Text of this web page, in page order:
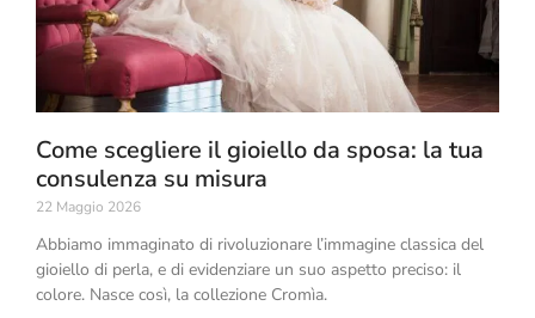
Come scegliere il gioiello da sposa: la tua
consulenza su misura
22 Maggio 2026
Abbiamo immaginato di rivoluzionare l’immagine classica del
gioiello di perla, e di evidenziare un suo aspetto preciso: il
colore. Nasce così, la collezione Cromìa.